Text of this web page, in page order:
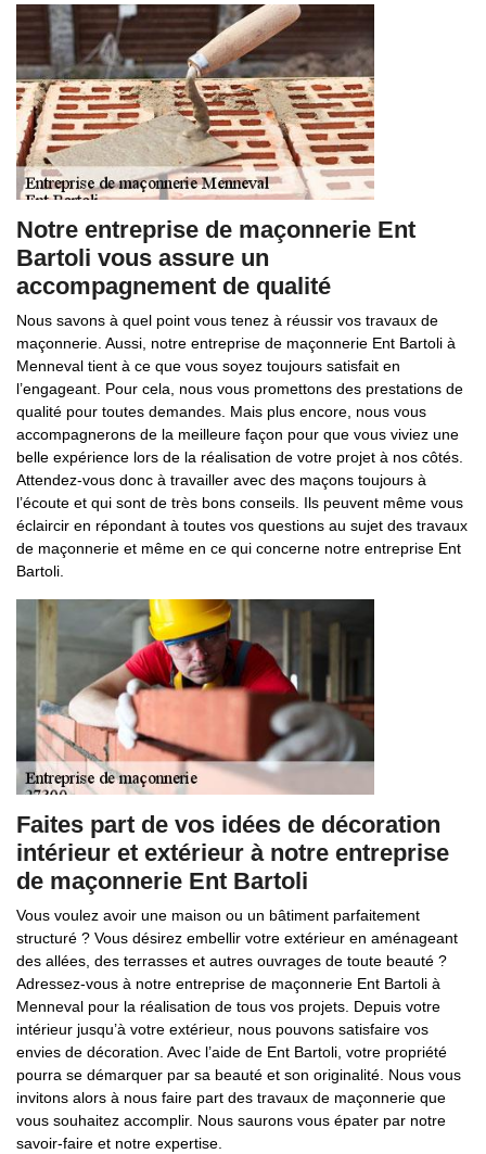
Notre entreprise de maçonnerie Ent
Bartoli vous assure un
accompagnement de qualité
Nous savons à quel point vous tenez à réussir vos travaux de
maçonnerie. Aussi, notre entreprise de maçonnerie Ent Bartoli à
Menneval tient à ce que vous soyez toujours satisfait en
l’engageant. Pour cela, nous vous promettons des prestations de
qualité pour toutes demandes. Mais plus encore, nous vous
accompagnerons de la meilleure façon pour que vous viviez une
belle expérience lors de la réalisation de votre projet à nos côtés.
Attendez-vous donc à travailler avec des maçons toujours à
l’écoute et qui sont de très bons conseils. Ils peuvent même vous
éclaircir en répondant à toutes vos questions au sujet des travaux
de maçonnerie et même en ce qui concerne notre entreprise Ent
Bartoli.
Faites part de vos idées de décoration
intérieur et extérieur à notre entreprise
de maçonnerie Ent Bartoli
Vous voulez avoir une maison ou un bâtiment parfaitement
structuré ? Vous désirez embellir votre extérieur en aménageant
des allées, des terrasses et autres ouvrages de toute beauté ?
Adressez-vous à notre entreprise de maçonnerie Ent Bartoli à
Menneval pour la réalisation de tous vos projets. Depuis votre
intérieur jusqu’à votre extérieur, nous pouvons satisfaire vos
envies de décoration. Avec l’aide de Ent Bartoli, votre propriété
pourra se démarquer par sa beauté et son originalité. Nous vous
invitons alors à nous faire part des travaux de maçonnerie que
vous souhaitez accomplir. Nous saurons vous épater par notre
savoir-faire et notre expertise.